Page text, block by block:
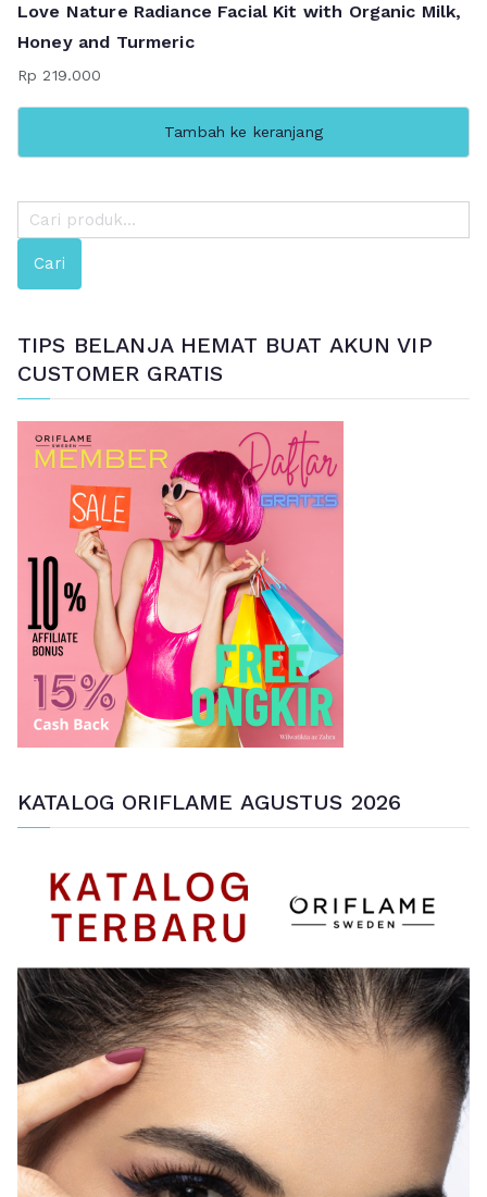
Love Nature Radiance Facial Kit with Organic Milk,
Honey and Turmeric
Rp 219.000
Tambah ke keranjang
e
a
Cari
TIPS BELANJA HEMAT BUAT AKUN VIP
CUSTOMER GRATIS
KATALOG ORIFLAME AGUSTUS 2026